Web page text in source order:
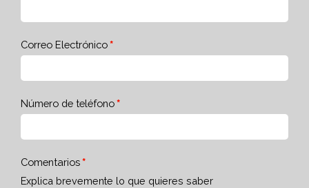
Correo Electrónico
Número de teléfono
Comentarios
Explica brevemente lo que quieres saber